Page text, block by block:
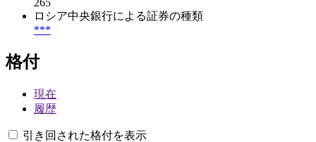
265
ロシア中央銀行による証券の種類
***
格付
現在
履歴
引き回された格付を表示